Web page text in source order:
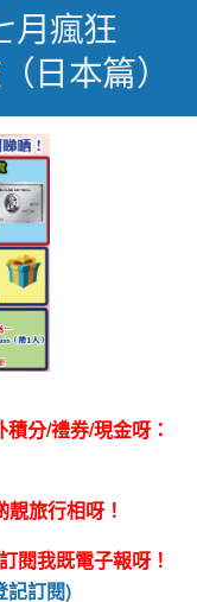
月瘋狂
日本篇）
分/禮券/現金呀：
靚旅行相呀！
閱我既電子報呀！
記訂閱)